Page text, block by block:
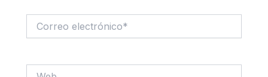
electrónico*